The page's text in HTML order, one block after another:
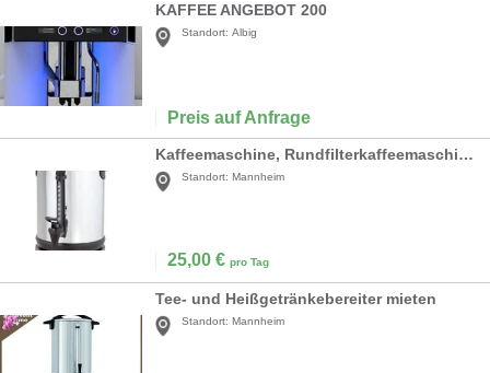
KAFFEE ANGEBOT 200
Standort: Albig
Preis auf Anfrage
Kaffeemaschine, Rundfilterkaffeemaschine, Kaffee
Standort: Mannheim
25,00 € pro Tag
Tee- und Heißgetränkebereiter mieten
Standort: Mannheim